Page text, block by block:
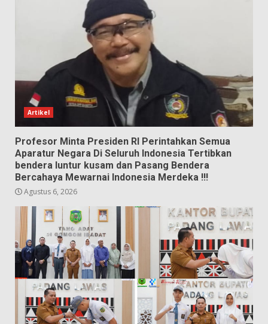
Artikel
Profesor Minta Presiden RI Perintahkan Semua
Aparatur Negara Di Seluruh Indonesia Tertibkan
bendera luntur kusam dan Pasang Bendera
Bercahaya Mewarnai Indonesia Merdeka !!!
Agustus 6, 2026